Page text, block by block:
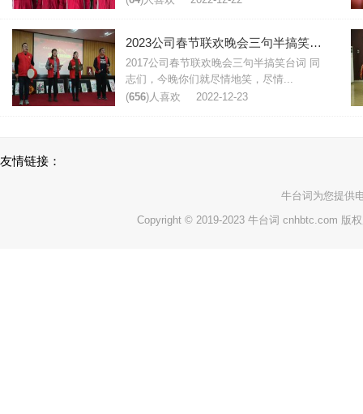
2023公司春节联欢晚会三句半搞笑台词
2017公司春节联欢晚会三句半搞笑台词 同
志们，今晚你们就尽情地笑，尽情...
(656)人喜欢 2022-12-23
友情链接：
牛台词 为您提供
Copyright © 2019-2023 牛台词 cnhbtc.com 版